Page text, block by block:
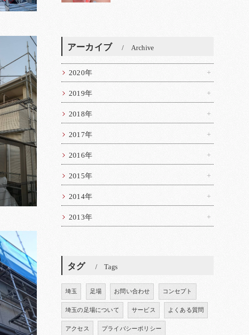
アーカイブ Archive
2020年
2019年
2018年
2017年
2016年
2015年
2014年
2013年
タグ Tags
埼玉 足場 お問い合わせ コンセプト
埼玉の足場について サービス よくある質問
アクセス プライバシーポリシー